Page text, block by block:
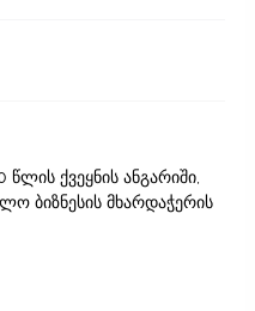
ქვეყნის ანგარიში,
ბიზნესის მხარდაჭერის